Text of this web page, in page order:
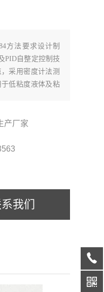
方法要求设计制
PID自整定控制技
采用密度计法测
低粘度液体及粘
产厂家
我们